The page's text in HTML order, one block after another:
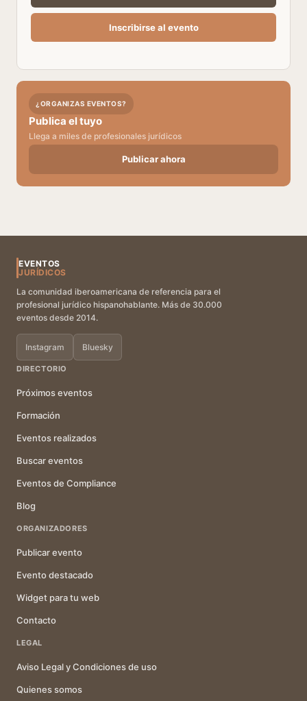
¿ORGANIZAS EVENTOS?
Publica el tuyo
Llega a miles de profesionales jurídicos
Publicar ahora
EVENTOS
JURÍDICOS
La comunidad iberoamericana de referencia para el
profesional jurídico hispanohablante. Más de 30.000
eventos desde 2014.
Instagram Bluesky
DIRECTORIO
Próximos eventos
Formación
Eventos realizados
Buscar eventos
Eventos de Compliance
Blog
ORGANIZADORES
Publicar evento
Evento destacado
Widget para tu web
Contacto
LEGAL
Aviso Legal y Condiciones de uso
Quienes somos